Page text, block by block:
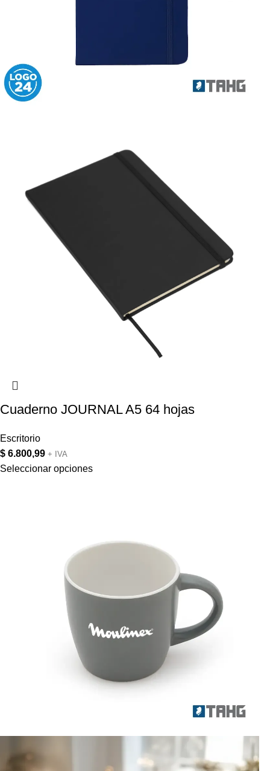
Cuaderno JOURNAL A5 64 hojas
Escritorio
$ 6.800,99 + IVA
Seleccionar opciones